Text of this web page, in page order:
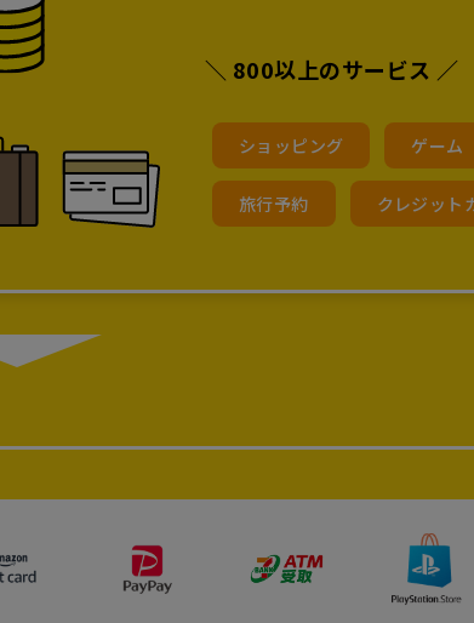
＼ 800以上のサービス ／
ショッピング ゲーム
旅行予約 クレジット